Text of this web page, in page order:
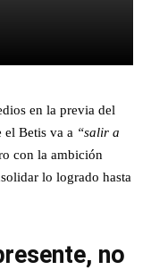
en la previa del
el Betis va a “salir a
con la ambición
lo logrado hasta
no